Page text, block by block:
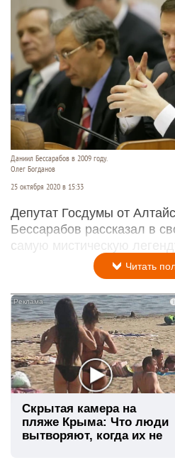
Даниил Бессарабов в 2009 году.
Олег Богданов
25 октября 2020 в 15:33
Депутат Госдумы от
Бессарабов рассказал в
самую мистическую
Читать
i
Скрытая камера на
пляже Крыма: Что люди
вытворяют, когда их не